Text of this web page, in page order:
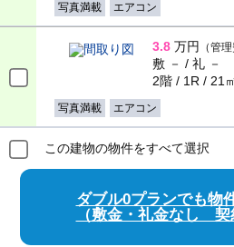
写真満載 エアコン
3.8 万円 （管
敷 － / 礼 －
2階 / 1R / 21
写真満載 エアコン
この建物の物件をすべて選択
ダブル0プランでも物
（敷金・礼金なし 契